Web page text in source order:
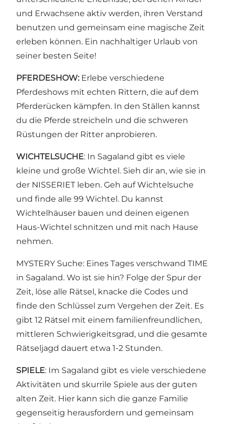
und Erwachsene aktiv werden, ihren Verstand
benutzen und gemeinsam eine magische Zeit
erleben können. Ein nachhaltiger Urlaub von
seiner besten Seite!
PFERDESHOW: Erlebe verschiedene
Pferdeshows mit echten Rittern, die auf dem
Pferderücken kämpfen. In den Ställen kannst
du die Pferde streicheln und die schweren
Rüstungen der Ritter anprobieren.
WICHTELSUCHE: In Sagaland gibt es viele
kleine und große Wichtel. Sieh dir an, wie sie in
der NISSERIET leben. Geh auf Wichtelsuche
und finde alle 99 Wichtel. Du kannst
Wichtelhäuser bauen und deinen eigenen
Haus-Wichtel schnitzen und mit nach Hause
nehmen.
MYSTERY Suche: Eines Tages verschwand TIME
in Sagaland. Wo ist sie hin? Folge der Spur der
Zeit, löse alle Rätsel, knacke die Codes und
finde den Schlüssel zum Vergehen der Zeit. Es
gibt 12 Rätsel mit einem familienfreundlichen,
mittleren Schwierigkeitsgrad, und die gesamte
Rätseljagd dauert etwa 1-2 Stunden.
SPIELE: Im Sagaland gibt es viele verschiedene
Aktivitäten und skurrile Spiele aus der guten
alten Zeit. Hier kann sich die ganze Familie
gegenseitig herausfordern und gemeinsam